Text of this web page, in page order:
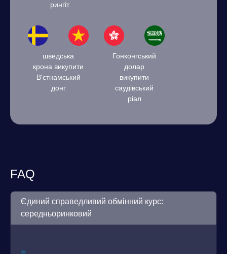
рингіт
шведська
крона викупити
В'єтнамський
донг
Гонконгський
долар
викупити
саудівський
ріал
FAQ
Єдиний справедливий обмінний курс:
середньоринковий